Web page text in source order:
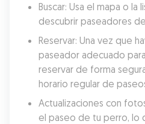
Buscar: Usa el mapa o
descubrir paseadores
Reservar: Una vez que
paseador adecuado
reservar de forma
horario regular de
Actualizaciones con
el paseo de tu perro, lo